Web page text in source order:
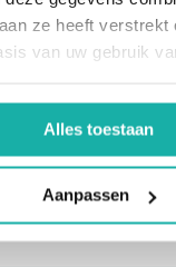
ze heeft verstrekt
van uw gebruik
Alles toestaan
Aanpassen